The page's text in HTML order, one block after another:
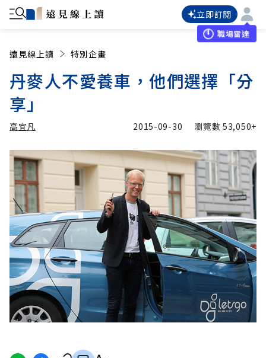
立即訂閱
職場雷達
遠見線上讀 特別企畫
丹麥人不愛養車，他們選擇「分
享」
高宜凡
高宜凡 加入追蹤
2015-09-30 瀏覽數53,050+